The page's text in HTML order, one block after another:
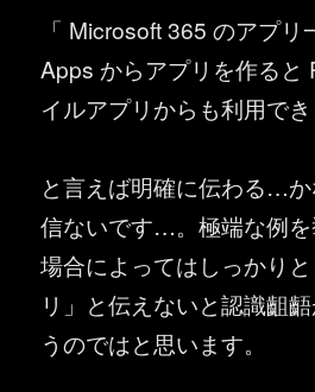
「 Microsoft 365 のアプ
Apps からアプリを作ると
イルアプリからも利用でき
と言えば明確に伝わる…
信ないです…。極端な例を
場合によってはしっかり
リ」と伝えないと認識齟
うのではと思います。